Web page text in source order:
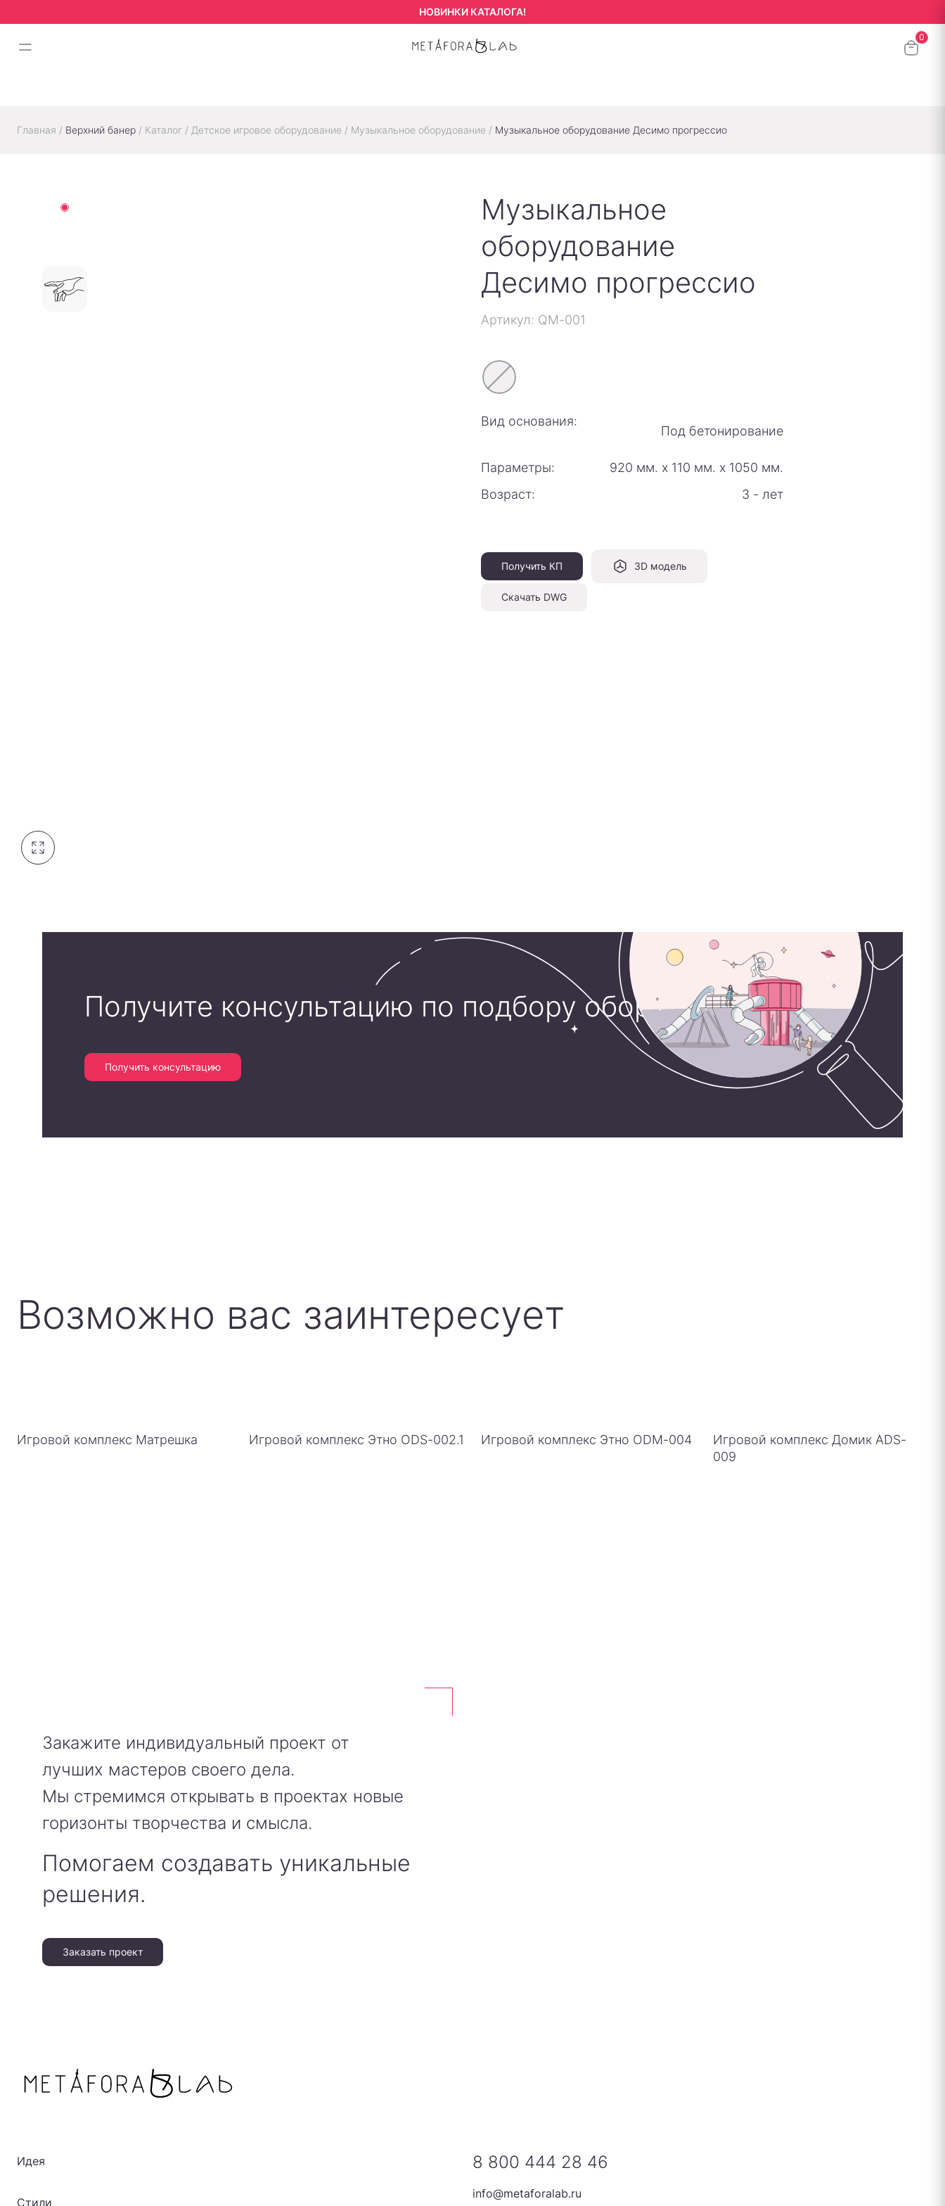
НОВИНКИ КАТАЛОГА!
Главная / Верхний банер / Каталог / Детское игровое оборудование / Музыкальное оборудование / Музыкальное оборудование Десимо прогрессио
Музыкальное
оборудование
Десимо прогрессио
Артикул: QM-001
Вид основания:
Под бетонирование
Параметры: 920 мм. х 110 мм. х 1050 мм.
Возраст:
3 - лет
Получить КП 3D модель
Скачать DWG
Получите консультацию по подбору оборудования
Получить консультацию
Возможно вас заинтересует
Игровой комплекс Матрешка Игровой комплекс Этно ODS-002.1 Игровой комплекс Этно ODM-004
Игровой комплекс Домик ADS-
009
Закажите индивидуальный проект от
лучших мастеров своего дела.
Мы стремимся открывать в проектах новые
горизонты творчества и смысла.
Помогаем создавать уникальные
решения.
Заказать проект
Идея
Стили
8 800 444 28 46
info@metaforalab.ru